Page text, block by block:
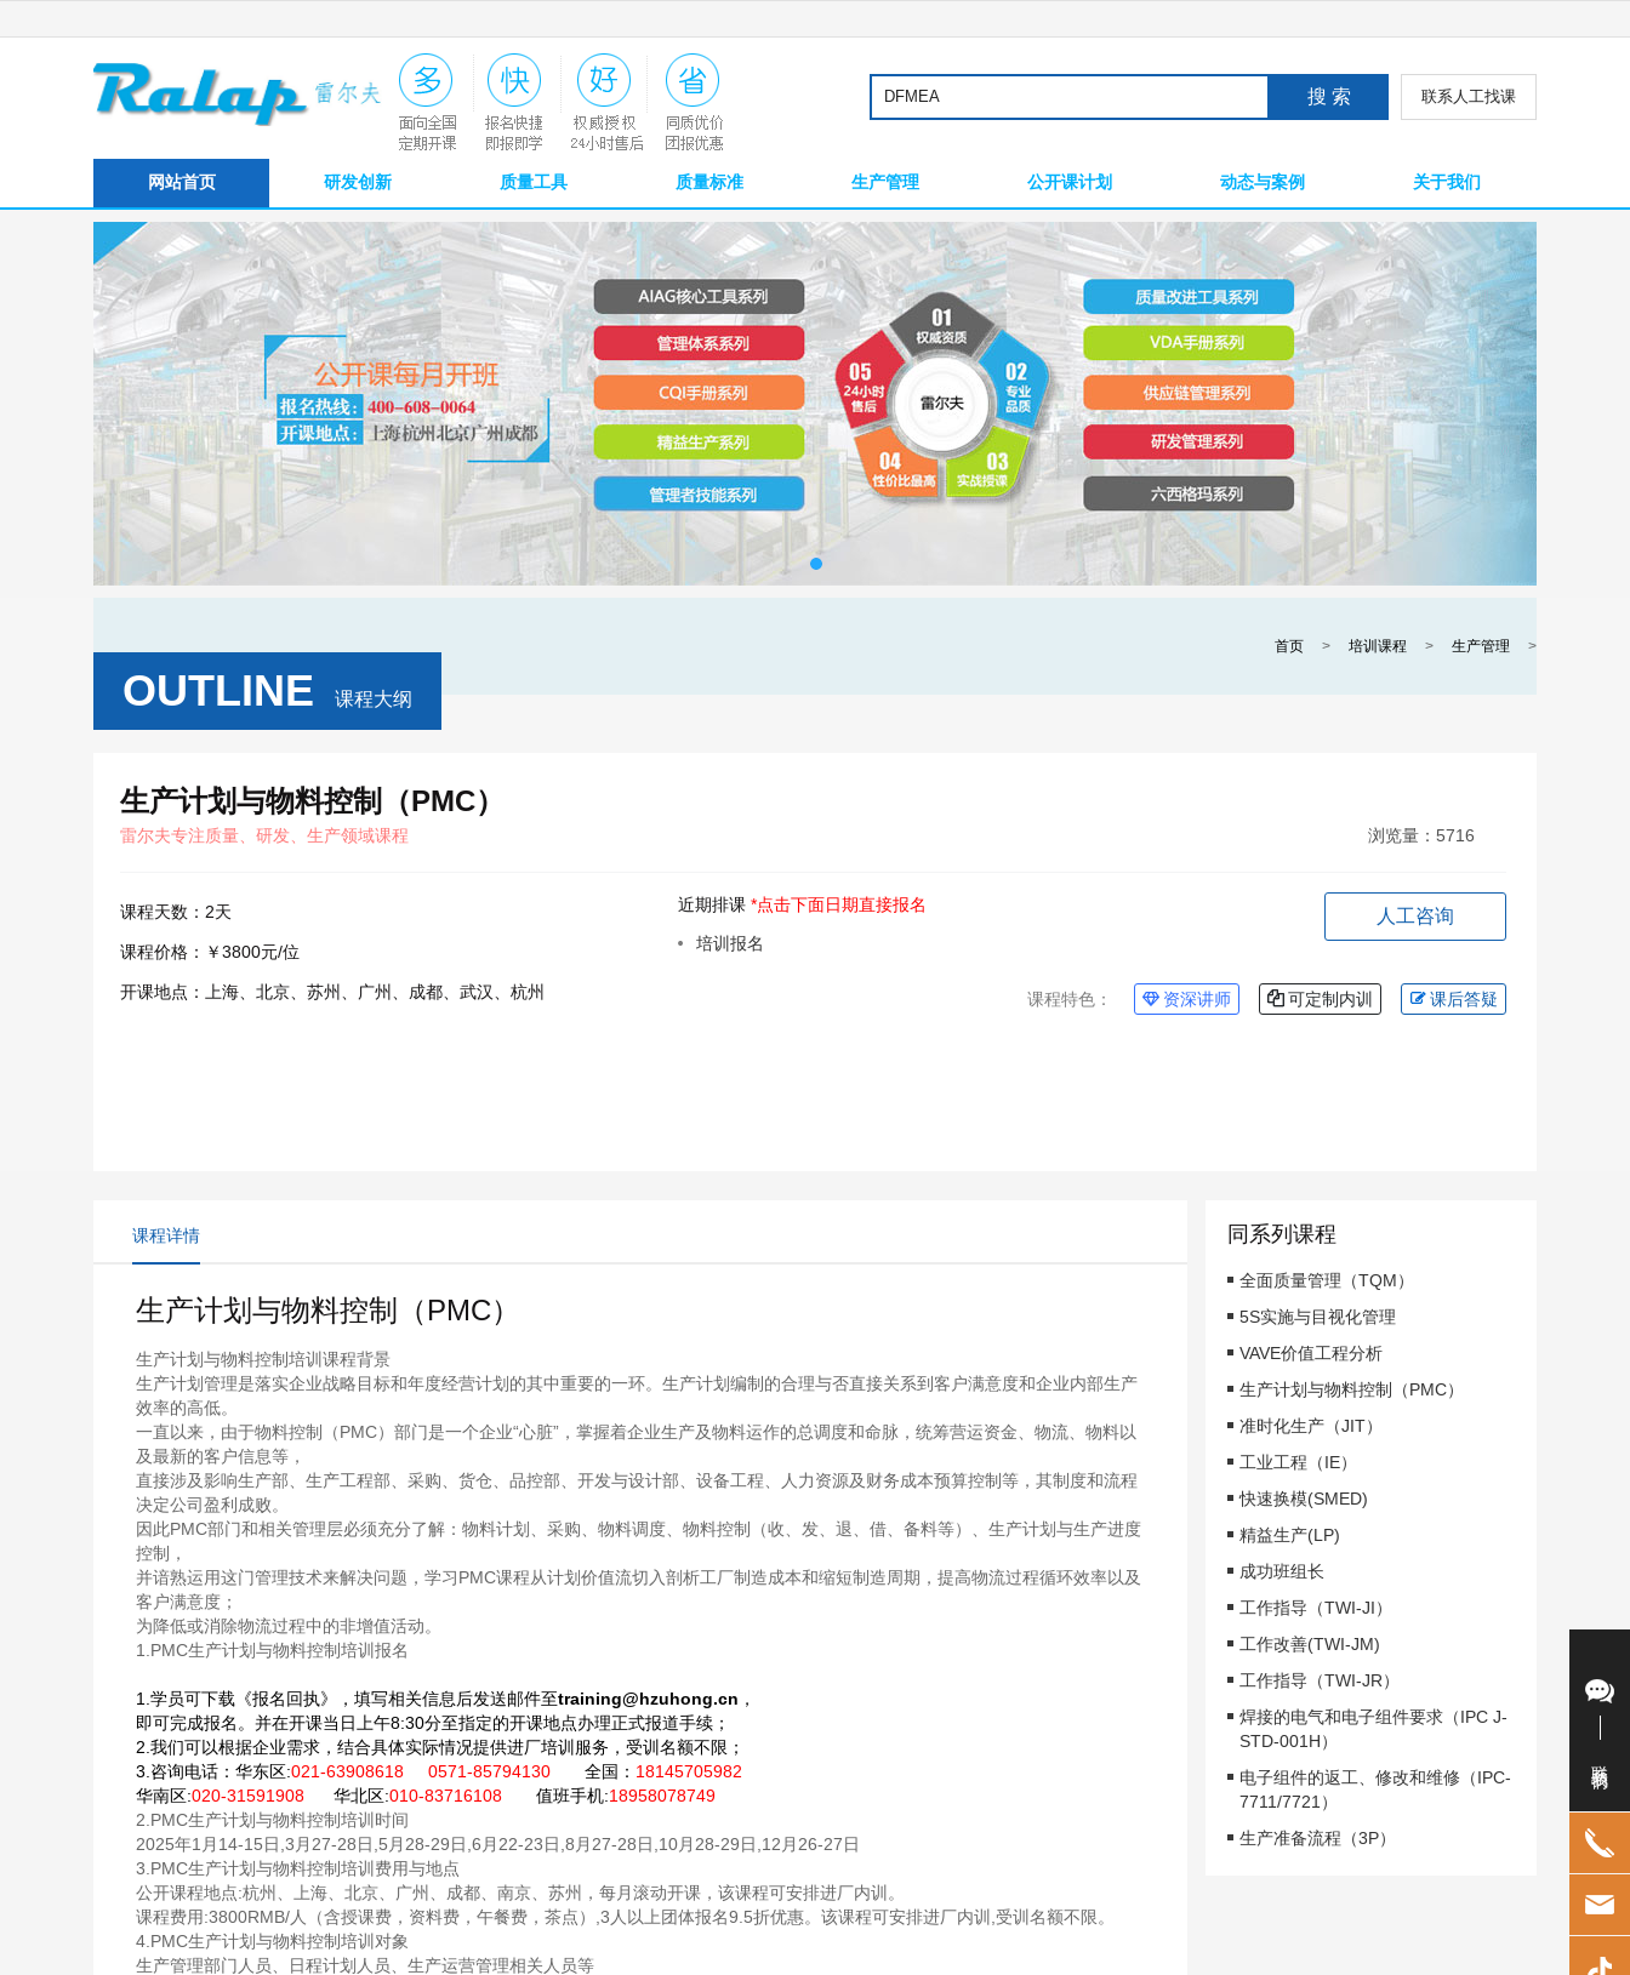
联系人工找课
网站首页 研发创新 质量工具 质量标准 生产管理 公开课计划 动态与案例 关于我们
OUTLINE 课程大纲
首页 > 培训课程 > 生产管理 >
生产计划与物料控制（PMC）
雷尔夫专注质量、研发、生产领域课程 浏览量： 5716
课程天数： 2天
课程价格： ￥3800元/位
开课地点： 上海、北京、苏州、广州、成都、武汉、杭州
近期排课 *点击下面日期直接报名
培训报名
人工咨询
课程特色： 资深讲师 可定制内训 课后答疑
课程详情
生产计划与物料控制（PMC）
生产计划与物料控制培训课程背景
生产计划管理是落实企业战略目标和年度经营计划的其中重要的一环。生产计划编制的合理与否直接关系到客户满意度和企业内部生产
效率的高低。
一直以来，由于物料控制（PMC）部门是一个企业“心脏”，掌握着企业生产及物料运作的总调度和命脉，统筹营运资金、物流、物料以
及最新的客户信息等，
直接涉及影响生产部、生产工程部、采购、货仓、品控部、开发与设计部、设备工程、人力资源及财务成本预算控制等，其制度和流程
决定公司盈利成败。
因此PMC部门和相关管理层必须充分了解：物料计划、采购、物料调度、物料控制（收、发、退、借、备料等）、生产计划与生产进度
控制，
并谙熟运用这门管理技术来解决问题，学习PMC课程从计划价值流切入剖析工厂制造成本和缩短制造周期，提高物流过程循环效率以及
客户满意度；
为降低或消除物流过程中的非增值活动。
1.PMC生产计划与物料控制培训报名
1.学员可下载《报名回执》，填写相关信息后发送邮件至training@hzuhong.cn ，
即可完成报名。并在开课当日上午8:30分至指定的开课地点办理正式报道手续；
2.我们可以根据企业需求，结合具体实际情况提供进厂培训服务，受训名额不限；
3.咨询电话： 华东区:021-63908618 0571-85794130 全国： 18145705982
华南区:020-31591908 华北区:010-83716108 值班手机:18958078749
2.PMC生产计划与物料控制培训时间
2025年1月14-15日,3月27-28日,5月28-29日,6月22-23日,8月27-28日,10月28-29日,12月26-27日
3.PMC生产计划与物料控制培训费用与地点
公开课程地点:杭州、上海、北京、广州、成都、南京、苏州，每月滚动开课，该课程可安排进厂内训。
课程费用:3800RMB/人（含授课费，资料费，午餐费，茶点）,3人以上团体报名9.5折优惠。该课程可安排进厂内训,受训名额不限。
4.PMC生产计划与物料控制培训对象
生产管理部门人员、日程计划人员、生产运营管理相关人员等
同系列课程
全面质量管理（TQM）
5S实施与目视化管理
VAVE价值工程分析
生产计划与物料控制（PMC）
准时化生产（JIT）
工业工程（IE）
快速换模(SMED)
精益生产(LP)
成功班组长
工作指导（TWI-JI）
工作改善(TWI-JM)
工作指导（TWI-JR）
焊接的电气和电子组件要求（IPC J-
STD-001H）
电子组件的返工、修改和维修（IPC-
7711/7721）
生产准备流程（3P）